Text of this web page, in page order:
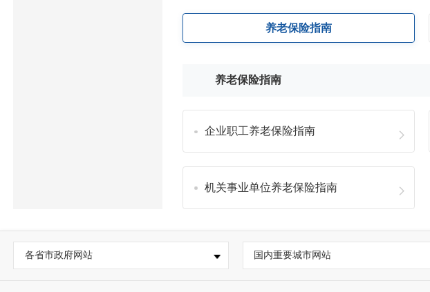
养老保险指南
养老保险指南
企业职工养老保险指南
机关事业单位养老保险指南
各省市政府网站 国内重要城市网站